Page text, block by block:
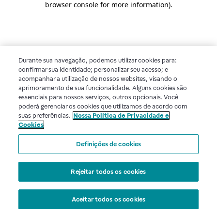
browser console for more information).
Durante sua navegação, podemos utilizar cookies para:
confirmar sua identidade; personalizar seu acesso; e
acompanhar a utilização de nossos websites, visando o
aprimoramento de sua funcionalidade. Alguns cookies são
essenciais para nossos serviços, outros opcionais. Você
poderá gerenciar os cookies que utilizamos de acordo com
suas preferências. Nossa Política de Privacidade e
Cookies
Definições de cookies
Rejeitar todos os cookies
Aceitar todos os cookies